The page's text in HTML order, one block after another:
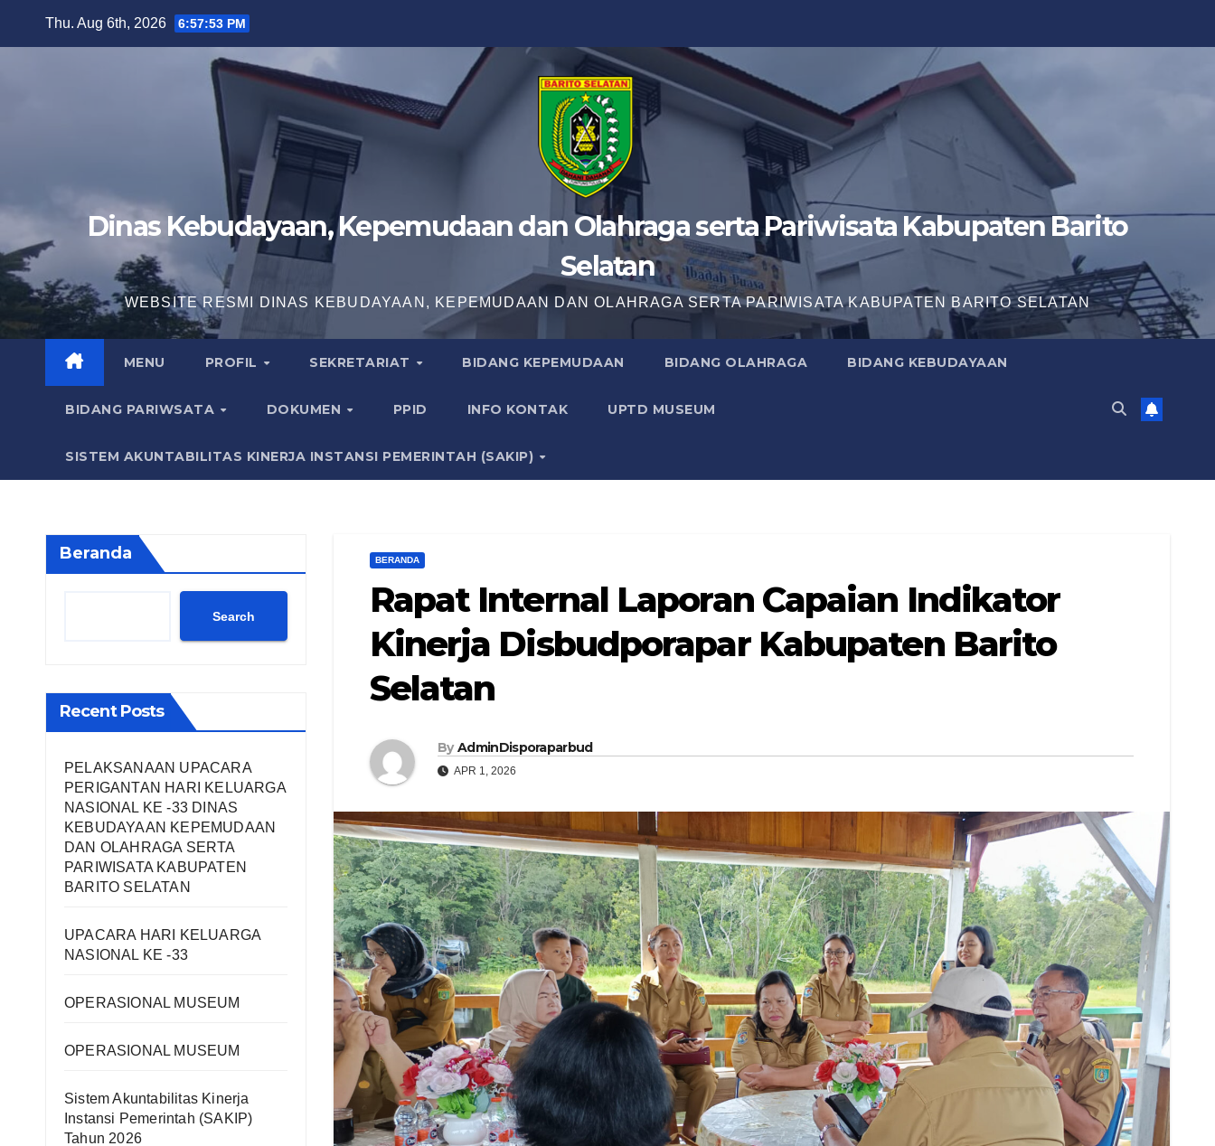
Thu. Aug 6th, 2026 6:57:55 PM
Dinas Kebudayaan, Kepemudaan dan Olahraga serta Pariwisata Kabupaten Barito
Selatan
WEBSITE RESMI DINAS KEBUDAYAAN, KEPEMUDAAN DAN OLAHRAGA SERTA PARIWISATA KABUPATEN BARITO SELATAN
MENU PROFIL SEKRETARIAT BIDANG KEPEMUDAAN BIDANG OLAHRAGA BIDANG KEBUDAYAAN
BIDANG PARIWSATA DOKUMEN PPID INFO KONTAK UPTD MUSEUM
SISTEM AKUNTABILITAS KINERJA INSTANSI PEMERINTAH (SAKIP)
Beranda
Search
Recent Posts
PELAKSANAAN UPACARA
PERIGANTAN HARI KELUARGA
NASIONAL KE -33 DINAS
KEBUDAYAAN KEPEMUDAAN
DAN OLAHRAGA SERTA
PARIWISATA KABUPATEN
BARITO SELATAN
UPACARA HARI KELUARGA
NASIONAL KE -33
OPERASIONAL MUSEUM
OPERASIONAL MUSEUM
Sistem Akuntabilitas Kinerja
Instansi Pemerintah (SAKIP)
Tahun 2026
BERANDA
Rapat Internal Laporan Capaian Indikator
Kinerja Disbudporapar Kabupaten Barito
Selatan
By AdminDisporaparbud
APR 1, 2026